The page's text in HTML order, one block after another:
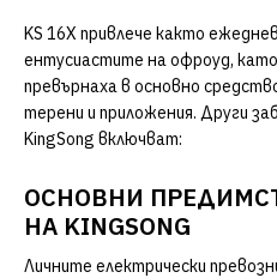
KS 16X привлече както
ентусиастите на офроуд, като
превърнаха в основно
терени и приложения. Други
KingSong включват:
ОСНОВНИ
НА KINGSONG
Личните електрически